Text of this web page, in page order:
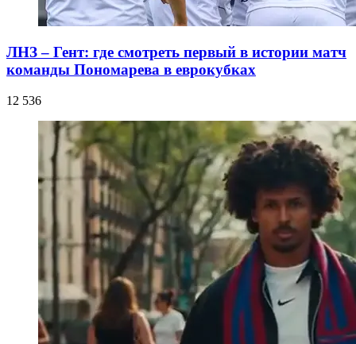
ЛНЗ – Гент: где смотреть первый в истории матч
команды Пономарева в еврокубках
12 536